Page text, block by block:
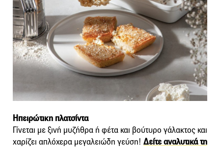
Ηπειρώτικη πλατσίντα
Γίνεται με ξινή μυζήθρα ή φέτα και βούτυρο γάλακτος και
χαρίζει απλόχερα μεγαλειώδη γεύση! Δείτε αναλυτικά τη